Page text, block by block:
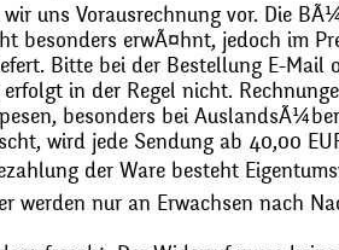
uns Vorausrechnung vor. Die
besonders erwÃ¤hnt, jedoch im
Bitte bei der Bestellung E-Mail
in der Regel nicht.
besonders bei
wird jede Sendung ab 40,00
der Ware besteht
werden nur an Erwachsen nach